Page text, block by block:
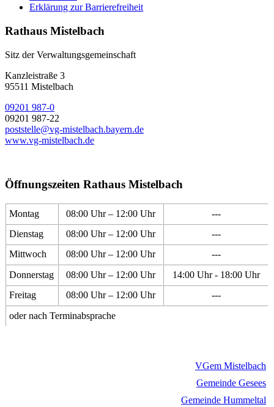
Erklärung zur Barrierefreiheit
Rathaus Mistelbach
Sitz der Verwaltungsgemeinschaft
Kanzleistraße 3
95511 Mistelbach
09201 987-0
09201 987-22
poststelle@vg-mistelbach.bayern.de
www.vg-mistelbach.de
Öffnungszeiten Rathaus Mistelbach
Montag 08:00 Uhr – 12:00 Uhr
---
Dienstag
08:00 Uhr – 12:00 Uhr
---
Mittwoch
08:00 Uhr – 12:00 Uhr
---
Donnerstag
08:00 Uhr – 12:00 Uhr
14:00 Uhr - 18:00 Uhr
Freitag
08:00 Uhr – 12:00 Uhr
---
oder nach Terminabsprache
VGem Mistelbach
Gemeinde Gesees
Gemeinde Hummeltal